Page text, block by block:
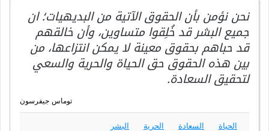
نحن نؤمن بأن الحقوق الآتية من البديهيات؛ ان
جميع البشر قد خُلِقوا متساوين، وأن خالقهم
قد حباهم بحقوق معينة لا يمكن انتزاعها، من
بين هذه الحقوق حق الحياة والحرية والسعي
لتحقيق السعادة.
توماس جيفرسون
الحياة السعادة الحرية البشر